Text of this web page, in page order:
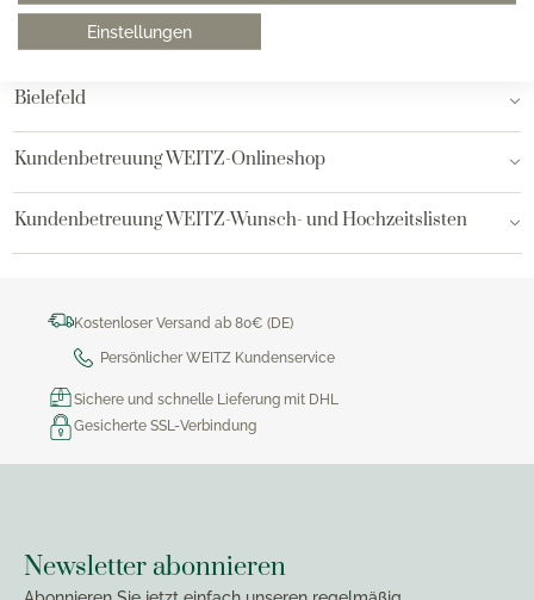
Einstellungen
Hamburg AEZ
Bielefeld
Kundenbetreuung WEITZ-Onlineshop
Kundenbetreuung WEITZ-Wunsch- und Hochzeitslisten
Kostenloser Versand ab 80€ (DE)
Persönlicher WEITZ Kundenservice
Sichere und schnelle Lieferung mit DHL
Gesicherte SSL-Verbindung
Newsletter abonnieren